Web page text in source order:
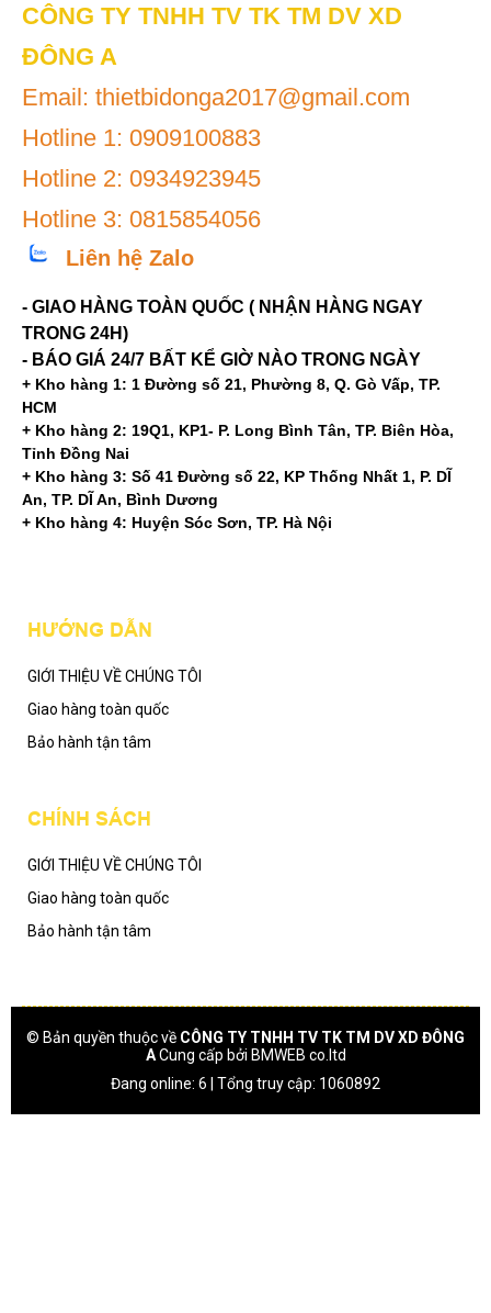
CÔNG TY TNHH TV TK TM DV XD
ĐÔNG A
Email: thietbidonga2017@gmail.com
Hotline 1: 0909100883
Hotline 2: 0934923945
Hotline 3: 0815854056
Liên hệ Zalo
- GIAO HÀNG TOÀN QUỐC ( NHẬN HÀNG NGAY
TRONG 24H)
- BÁO GIÁ 24/7 BẤT KỂ GIỜ NÀO TRONG NGÀY
+ Kho hàng 1: 1 Đường số 21, Phường 8, Q. Gò Vấp, TP.
HCM
+ Kho hàng 2: 19Q1, KP1- P. Long Bình Tân, TP. Biên Hòa,
Tỉnh Đồng Nai
+ Kho hàng 3: Số 41 Đường số 22, KP Thống Nhất 1, P. DĨ
An, TP. DĨ An, Bình Dương
+ Kho hàng 4: Huyện Sóc Sơn, TP. Hà Nội
HƯỚNG DẪN
GIỚI THIỆU VỀ CHÚNG TÔI
Giao hàng toàn quốc
Bảo hành tận tâm
CHÍNH SÁCH
GIỚI THIỆU VỀ CHÚNG TÔI
Giao hàng toàn quốc
Bảo hành tận tâm
© Bản quyền thuộc về CÔNG TY TNHH TV TK TM DV XD ĐÔNG
ACung cấp bởi BMWEB co.ltd
Đang online: 6 | Tổng truy cập: 1060892